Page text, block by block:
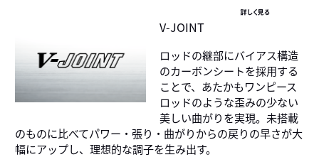
詳しく見る
V-JOINT
ロッドの継部にバイアス構造
のカーボンシートを採用する
ことで、あたかもワンピース
ロッドのような歪みの少ない
美しい曲がりを実現。未搭載
のものに比べてパワー・張り・曲がりからの戻りの早さが大
幅にアップし、理想的な調子を生み出す。